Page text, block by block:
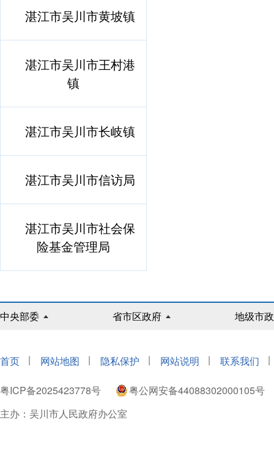
湛江市吴川市黄坡镇
湛江市吴川市王村港
镇
湛江市吴川市长岐镇
湛江市吴川市信访局
湛江市吴川市社会保
险基金管理局
中央部委 省市区政府 地级市
首页 | 网站地图 | 隐私保护 | 网站说明 | 联系我们 |
粤ICP备2025423778号
粤公网安备44088302000105号
主办：吴川市人民政府办公室